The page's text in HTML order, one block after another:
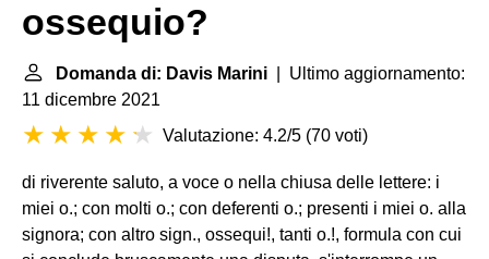
ossequio?
Domanda di: Davis Marini | Ultimo aggiornamento:
11 dicembre 2021
Valutazione: 4.2/5 (70 voti)
di riverente saluto, a voce o nella chiusa delle lettere: i
miei o.; con molti o.; con deferenti o.; presenti i miei o. alla
signora; con altro sign., ossequi!, tanti o.!, formula con cui